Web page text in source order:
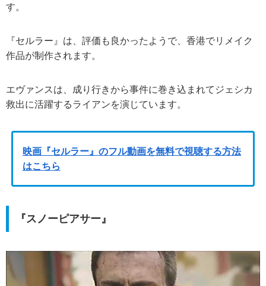
す。
『セルラー』は、評価も良かったようで、香港でリメイク
作品が制作されます。
エヴァンスは、成り行きから事件に巻き込まれてジェシカ
救出に活躍するライアンを演じています。
映画『セルラー』のフル動画を無料で視聴する方法
はこちら
『スノーピアサー』